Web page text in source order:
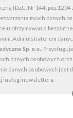
(Dz.U. Nr 144, poz.1204
moich danych
otrzymywania
Administratorem
Sp. o.o. .
danych osobowych oraz
danych osobowych jest
usługi newslettera.